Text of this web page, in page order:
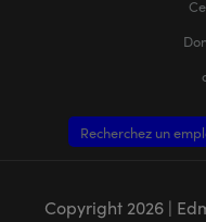
Recherchez un
Copyright 2026|